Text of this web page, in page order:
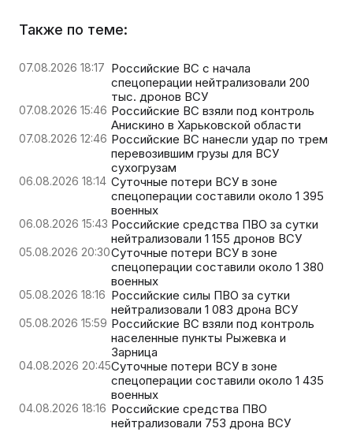
Также по теме:
07.08.2026 18:17 Российские ВС с начала
спецоперации нейтрализовали 200
тыс. дронов ВСУ
07.08.2026 15:46 Российские ВС взяли под контроль
Анискино в Харьковской области
07.08.2026 12:46 Российские ВС нанесли удар по трем
перевозившим грузы для ВСУ
сухогрузам
06.08.2026 18:14 Суточные потери ВСУ в зоне
спецоперации составили около 1 395
военных
06.08.2026 15:43 Российские средства ПВО за сутки
нейтрализовали 1 155 дронов ВСУ
05.08.2026 20:30Суточные потери ВСУ в зоне
спецоперации составили около 1 380
военных
05.08.2026 18:16 Российские силы ПВО за сутки
нейтрализовали 1 083 дрона ВСУ
05.08.2026 15:59 Российские ВС взяли под контроль
населенные пункты Рыжевка и
Зарница
04.08.2026 20:45Суточные потери ВСУ в зоне
спецоперации составили около 1 435
военных
04.08.2026 18:16 Российские средства ПВО
нейтрализовали 753 дрона ВСУ